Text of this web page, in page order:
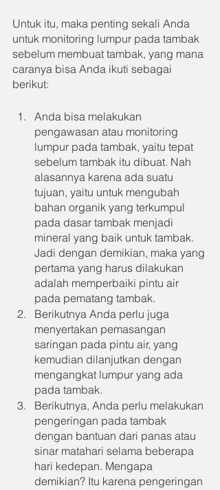
Untuk itu, maka penting sekali Anda
untuk monitoring lumpur pada tambak
sebelum membuat tambak, yang mana
caranya bisa Anda ikuti sebagai
berikut:
Anda bisa melakukan
pengawasan atau monitoring
lumpur pada tambak, yaitu tepat
sebelum tambak itu dibuat. Nah
alasannya karena ada suatu
tujuan, yaitu untuk mengubah
bahan organik yang terkumpul
pada dasar tambak menjadi
mineral yang baik untuk tambak.
Jadi dengan demikian, maka yang
pertama yang harus dilakukan
adalah memperbaiki pintu air
pada pematang tambak.
Berikutnya Anda perlu juga
menyertakan pemasangan
saringan pada pintu air, yang
kemudian dilanjutkan dengan
mengangkat lumpur yang ada
pada tambak.
Berikutnya, Anda perlu melakukan
pengeringan pada tambak
dengan bantuan dari panas atau
sinar matahari selama beberapa
hari kedepan. Mengapa
demikian? Itu karena pengeringan